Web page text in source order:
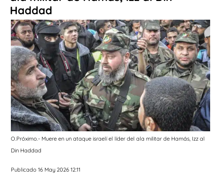
Haddad
O.Próximo.- Muere en un ataque israelí el líder del ala militar de Hamás, Izz al
Din Haddad
Publicado 16 May 2026 12:11